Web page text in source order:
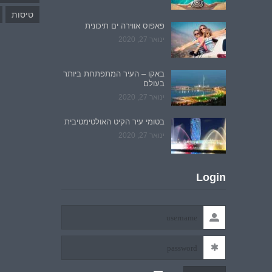
פאפוס אווירה ים תיכונית
ינואר 27, 2020
באקו – העיר המתפתחת ביותר
בעולם
ינואר 27, 2020
בטומי עיר הקיט האולטימטיבית
ינואר 27, 2020
Login
טיסות